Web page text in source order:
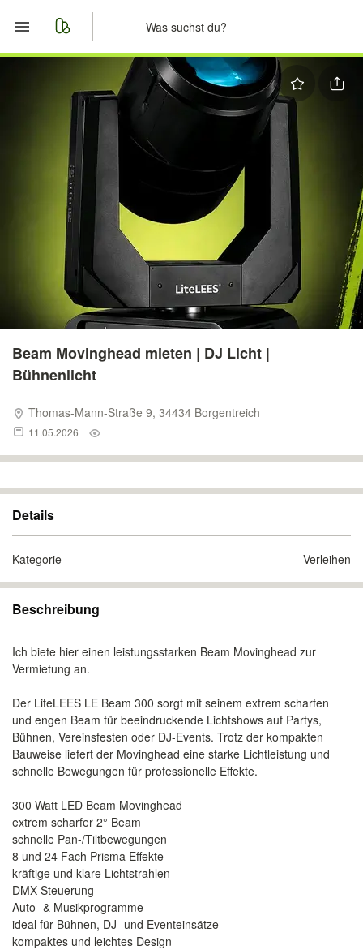
Merkliste
Nachrichten
Anzeige aufgeben
Beam Movinghead mieten | DJ Licht |
Bühnenlicht
Thomas-Mann-Straße 9, 34434 Borgentreich
11.05.2026
Details
Kategorie Verleihen
Beschreibung
Ich biete hier einen leistungsstarken Beam Movinghead zur
Vermietung an.
Der LiteLEES LE Beam 300 sorgt mit seinem extrem scharfen
und engen Beam für beeindruckende Lichtshows auf Partys,
Bühnen, Vereinsfesten oder DJ-Events. Trotz der kompakten
Bauweise liefert der Movinghead eine starke Lichtleistung und
schnelle Bewegungen für professionelle Effekte.
300 Watt LED Beam Movinghead
extrem scharfer 2° Beam
schnelle Pan-/Tiltbewegungen
8 und 24 Fach Prisma Effekte
kräftige und klare Lichtstrahlen
DMX-Steuerung
Auto- & Musikprogramme
ideal für Bühnen, DJ- und Eventeinsätze
kompaktes und leichtes Design